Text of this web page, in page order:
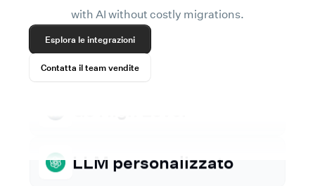
with AI without costly migrations.
Esplora le integrazioni
Contatta il team vendite
n8n
Cal.com